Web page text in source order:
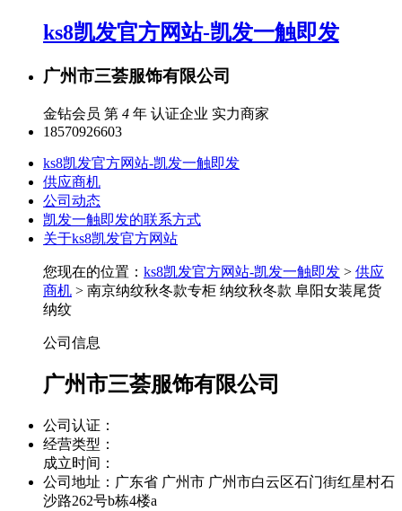
ks8凯发官方网站-凯发一触即发
广州市三荟服饰有限公司
金钻会员 第 4 年 认证企业 实力商家
18570926603
ks8凯发官方网站-凯发一触即发
供应商机
公司动态
凯发一触即发的联系方式
关于ks8凯发官方网站
您现在的位置： ks8凯发官方网站-凯发一触即发 > 供应
商机 > 南京纳纹秋冬款专柜 纳纹秋冬款 阜阳女装尾货
纳纹
公司信息
广州市三荟服饰有限公司
公司认证：
经营类型：
成立时间：
公司地址： 广东省 广州市 广州市白云区石门街红星村石
沙路262号b栋4楼a